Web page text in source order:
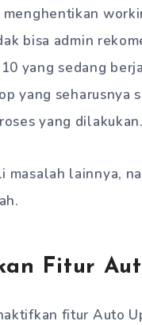
bisa admin
yang sedang
yang seharusnya
yang dilakukan.
masalah lainnya,
Fitur
fitur Auto